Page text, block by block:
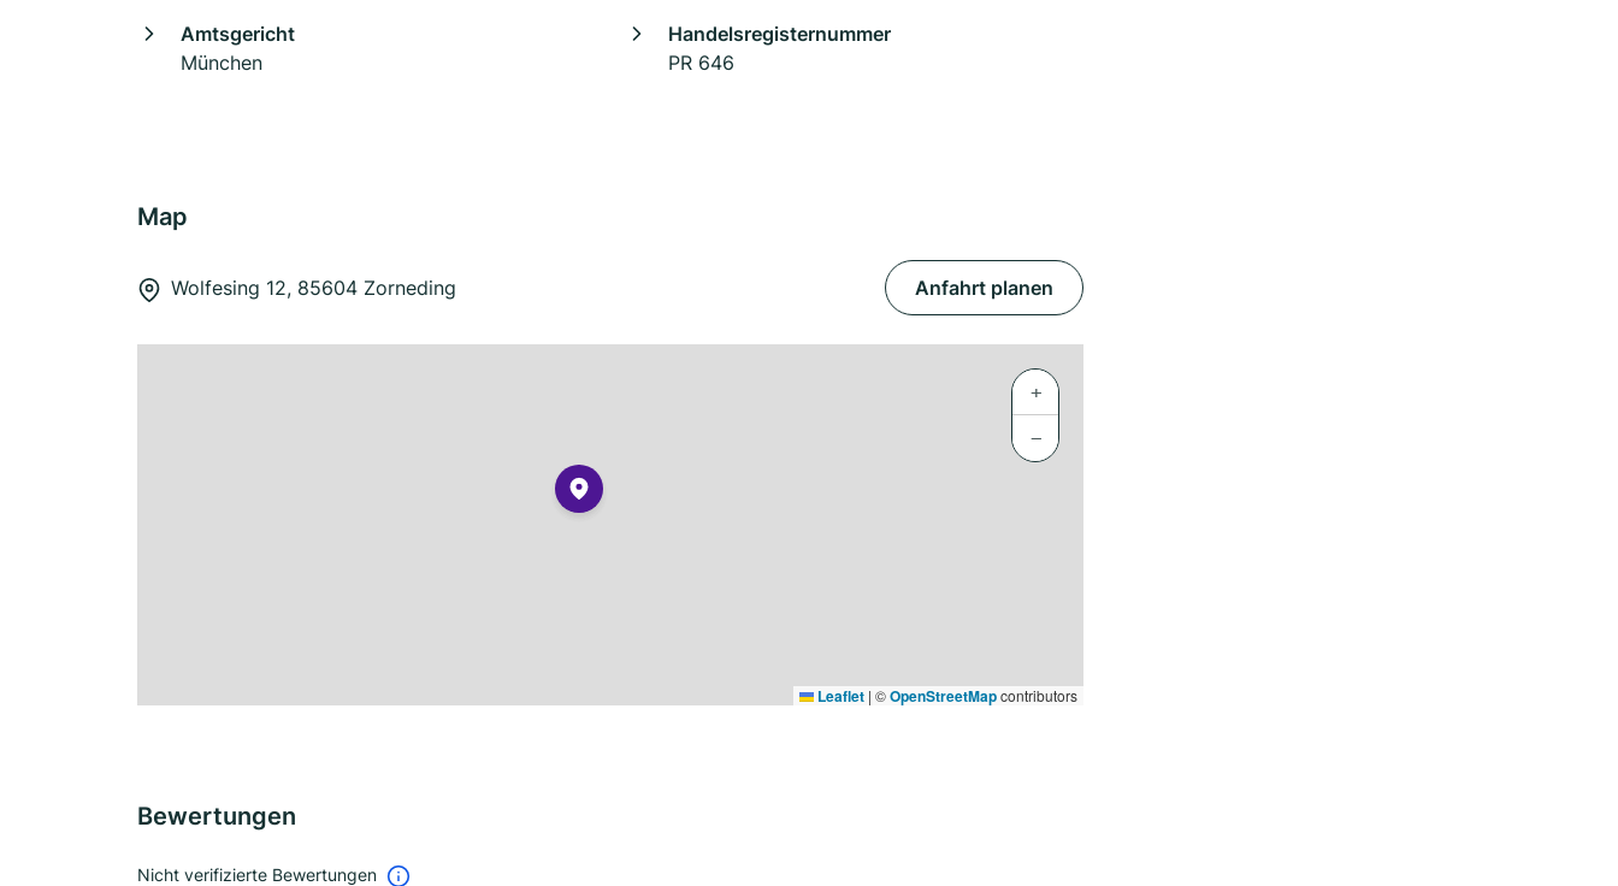
Amtsgericht
München
Handelsregisternummer
PR 646
Map
Wolfesing 12, 85604 Zorneding Anfahrt planen
+
−
Leaflet | ©OpenStreetMapcontributors
Bewertungen
Nicht verifizierte Bewertungen